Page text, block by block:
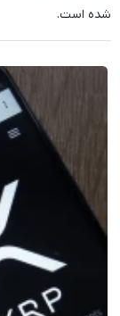
شده است.